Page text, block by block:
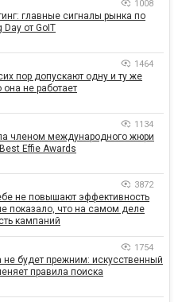
1008
главные сигналы рынка по
от GoIT
1464
пор допускают одну и ту же
она не работает
1134
членом международного жюри
Effie Awards
3872
не повышают эффективность
показало, что на самом деле
кампаний
1754
не будет прежним: искусственный
правила поиска